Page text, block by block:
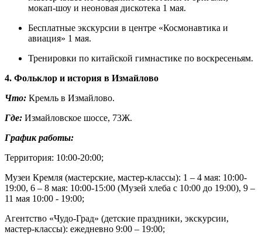
мокап-шоу и неоновая дискотека 1 мая.
Бесплатные экскурсии в центре «Космонавтика и
авиация» 1 мая.
Тренировки по китайской гимнастике по воскресеньям.
4. Фольклор и история в Измайлово
Что: Кремль в Измайлово.
Где: Измайловское шоссе, 73Ж.
График работы:
Территория: 10:00-20:00;
Музеи Кремля (мастерские, мастер-классы): 1 – 4 мая: 10:00-
19:00, 6 – 8 мая: 10:00-15:00 (Музей хлеба с 10:00 до 19:00), 9 –
11 мая 10:00 - 19:00;
Агентство «Чудо-Град» (детские праздники, экскурсии,
мастер-классы): ежедневно 9:00 – 19:00;